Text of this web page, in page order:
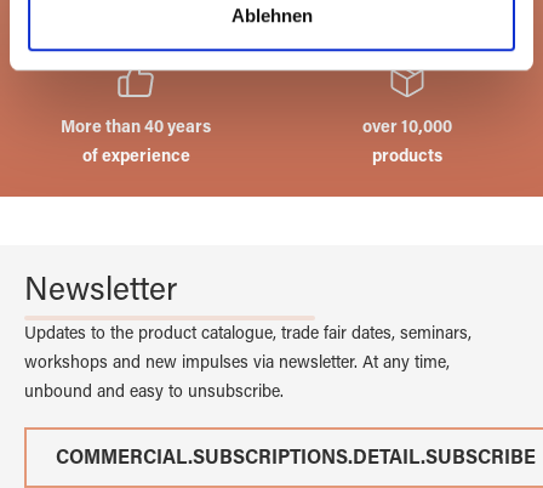
soziale Medien, Werbung und Analysen weiter. Unsere
Partner führen diese Informationen möglicherweise mit
weiteren Daten zusammen, die Sie ihnen bereitgestellt
gesammelt haben.
Ablehnen
More than 40 years
of experience
over 10,000
products
Newsletter
Updates to the product catalogue, trade fair dates, seminars,
workshops and new impulses via newsletter. At any time,
unbound and easy to unsubscribe.
COMMERCIAL.SUBSCRIPTIONS.DETAIL.SUBSCRIBE